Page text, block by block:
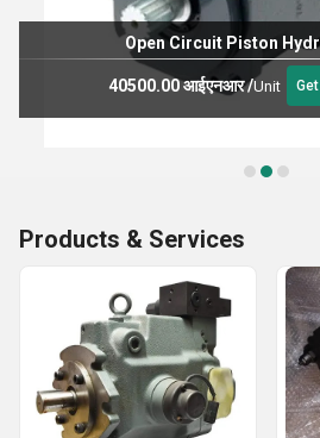
Open Circuit Piston
40500.00 आईएनआर/Unit
Products & Services